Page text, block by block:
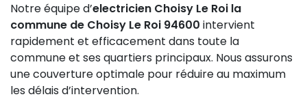
Notre équipe d’electricien Choisy Le Roi la
commune de Choisy Le Roi 94600 intervient
rapidement et efficacement dans toute la
commune et ses quartiers principaux. Nous assurons
une couverture optimale pour réduire au maximum
les délais d’intervention.